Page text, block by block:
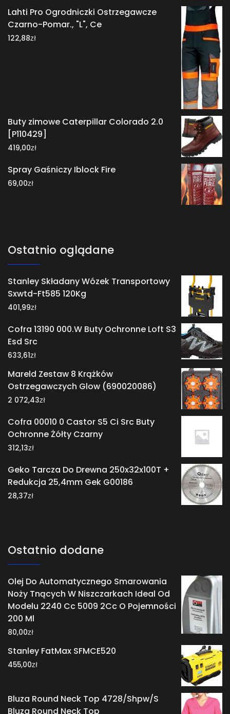
Lahti Pro Ogrodniczki Ostrzegawcze
Czarno-Pomar., "L", Ce
122,88zł
Buty zimowe Caterpillar Colorado 2.0
[P110429]
419,00zł
Spray Gaśniczy Iblock Fire
69,00zł
Ostatnio oglądane
Stanley Składany Wózek Transportowy
Sxwtd-Ft585 120Kg
401,99zł
Cofra 13190 000.W Buty Ochronne Loft S3
Esd Src
633,61zł
Mareld Zestaw 8 Krążków
Ostrzegawczych Glow (690020086)
2 072,43zł
Cofra 00010 0 Castor S5 Ci Src Buty
Ochronne Żółty Czarny
312,13zł
Geko Tarcza Do Drewna 250x32x100T +
Redukcja 25,4mm Gek G00186
28,37zł
Ostatnio dodane
Olej Do Automatycznego Smarowania
Noży Tnących W Niszczarkach Ideal Od
Modelu 2240 Cc 5009 2Cc O Pojemności
200 Ml
80,00zł
Stanley FatMax SFMCE520
455,00zł
Bluza Round Neck Top 4728/Shpw/S
Bluza Round Neck Top